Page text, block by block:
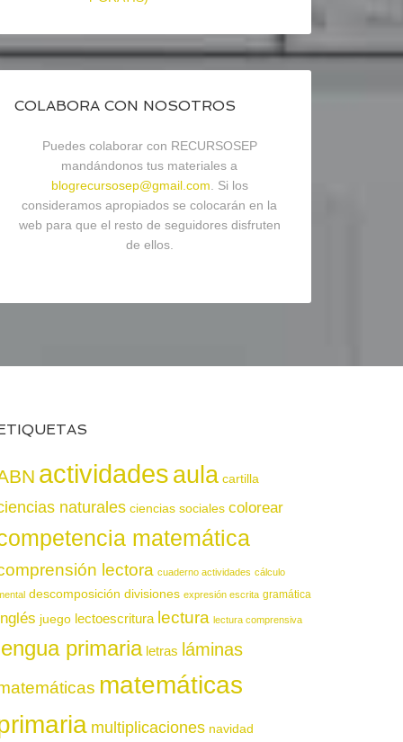
COLABORA CON NOSOTROS
Puedes colaborar con RECURSOSEP
mandándonos tus materiales a
blogrecursosep@gmail.com . Si los
consideramos apropiados se colocarán en la
web para que el resto de seguidores disfruten
de ellos.
actividadesaula cartilla
naturales ciencias sociales colorear
matemática
lectora cuaderno actividades cálculo
descomposición divisiones expresión escrita gramática
juego lectoescritura lectura lectura comprensiva
primaria letras láminas
matemáticas
multiplicaciones navidad